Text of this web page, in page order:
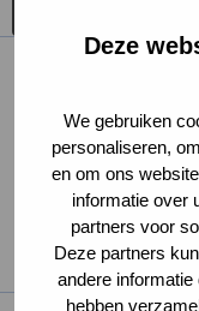
Deze
We gebruiken
personaliseren,
en om ons
informatie over
partners voor
Deze partners
andere
hebben